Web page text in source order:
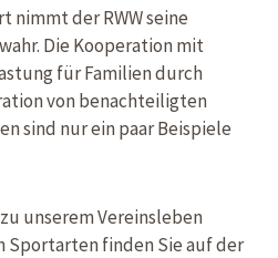
nimmt der RWW seine
Die Kooperation mit
für Familien durch
von benachteiligten
sind nur ein paar Beispiele
unserem Vereinsleben
Sportarten finden Sie auf der